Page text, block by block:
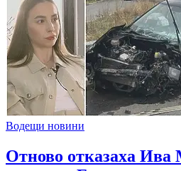
Водещи новини
Отново отказаха Ива